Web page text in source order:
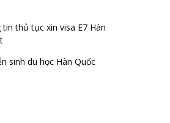
thủ tục xin visa E7 Hàn
sinh du học Hàn Quốc